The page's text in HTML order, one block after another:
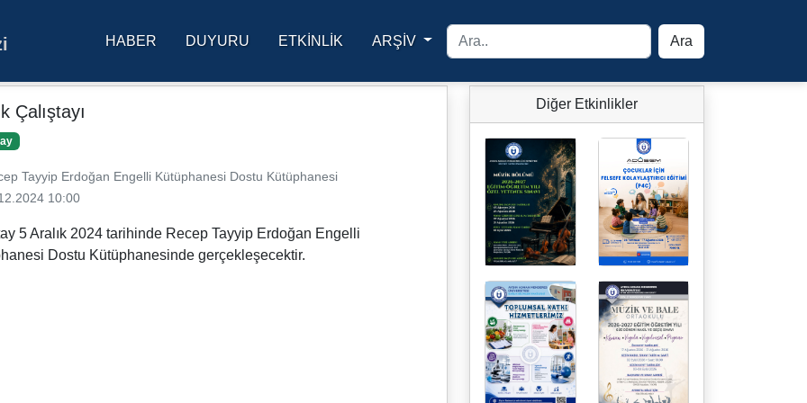
Üniversitesi Ana Sayfa
HABER DUYURU ETKINLIK ARŞİV Ara
Çalıştayı
Tayyip Erdoğan Engelli Kütüphanesi Dostu Kütüphanesi
10:00
5 Aralık 2024 tarihinde Recep Tayyip Erdoğan Engelli
Dostu Kütüphanesinde gerçekleşecektir.
Diğer Etkinlikler